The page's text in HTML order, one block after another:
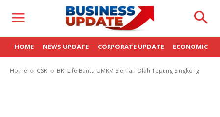
HOME NEWS UPDATE CORPORATE UPDATE ECONOMIC
Home CSR BRI Life Bantu UMKM Sleman Olah Tepung Singkong